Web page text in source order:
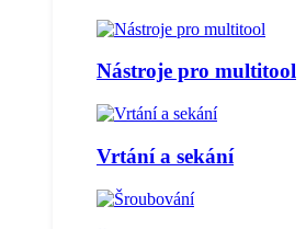
Nástroje pro multitool
Vrtání a sekání